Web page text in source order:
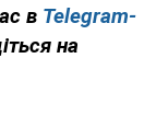
в Telegram-
на